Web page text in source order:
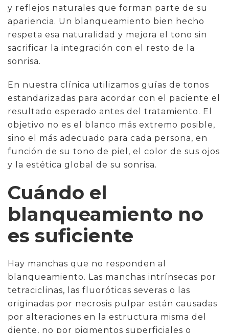
y reflejos naturales que forman parte de su
apariencia. Un blanqueamiento bien hecho
respeta esa naturalidad y mejora el tono sin
sacrificar la integración con el resto de la
sonrisa.
En nuestra clínica utilizamos guías de tonos
estandarizadas para acordar con el paciente el
resultado esperado antes del tratamiento. El
objetivo no es el blanco más extremo posible,
sino el más adecuado para cada persona, en
función de su tono de piel, el color de sus ojos
y la estética global de su sonrisa.
Cuándo el
blanqueamiento no
es suficiente
Hay manchas que no responden al
blanqueamiento. Las manchas intrínsecas por
tetraciclinas, las fluoróticas severas o las
originadas por necrosis pulpar están causadas
por alteraciones en la estructura misma del
diente, no por pigmentos superficiales o